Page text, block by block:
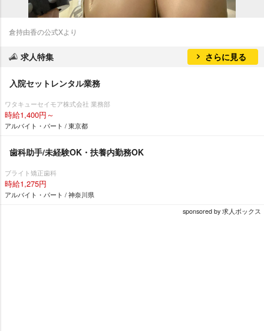
倉持由香の公式Xより
求人特集 さらに見る
入院セットレンタル業務
ワタキューセイモア株式会社 業務部
時給1,400円～
アルバイト・パート / 東京都
歯科助手/未経験OK・扶養内勤務OK
ブライト矯正歯科
時給1,275円
アルバイト・パート / 神奈川県
sponsored by 求人ボックス